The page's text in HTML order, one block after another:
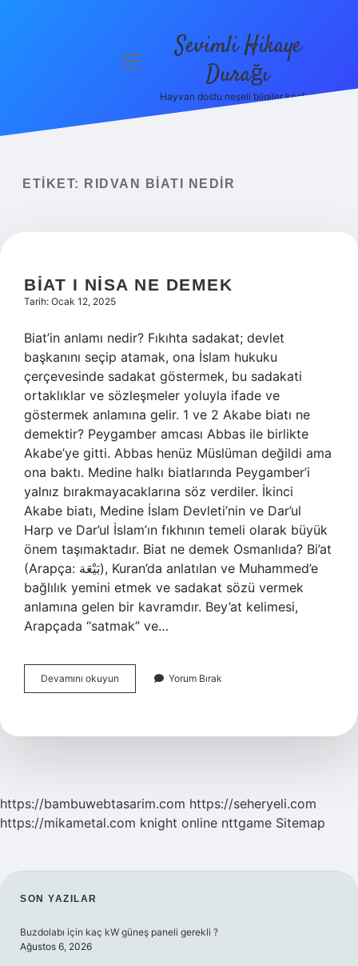
menüyü
Sevimli Hikaye
Durağı
Hayvan dostu neşeli bilgiler keşfet!
ETIKET: RIDVAN BIATI NEDIR
BIAT I NISA NE DEMEK
Tarih: Ocak 12, 2025
Biat’in anlamı nedir? Fıkıhta sadakat; devlet
başkanını seçip atamak, ona İslam hukuku
çerçevesinde sadakat göstermek, bu sadakati
ortaklıklar ve sözleşmeler yoluyla ifade ve
göstermek anlamına gelir. 1 ve 2 Akabe biatı ne
demektir? Peygamber amcası Abbas ile birlikte
Akabe’ye gitti. Abbas henüz Müslüman değildi ama
ona baktı. Medine halkı biatlarında Peygamber’i
yalnız bırakmayacaklarına söz verdiler. İkinci
Akabe biatı, Medine İslam Devleti’nin ve Dar’ul
Harp ve Dar’ul İslam’ın fıkhının temeli olarak büyük
önem taşımaktadır. Biat ne demek Osmanlıda? Bi’at
(Arapça: بَيْعَة), Kuran’da anlatılan ve Muhammed’e
bağlılık yemini etmek ve sadakat sözü vermek
anlamına gelen bir kavramdır. Bey’at kelimesi,
Arapçada “satmak” ve…
Devamını okuyun
I
Demek
Yorum Bırak
https://bambuwebtasarim.com https://seheryeli.com
https://mikametal.com knight online nttgame Sitemap
SIDEBAR
SON YAZILAR
Buzdolabı için kaç kW güneş paneli gerekli ?
Ağustos 6, 2026